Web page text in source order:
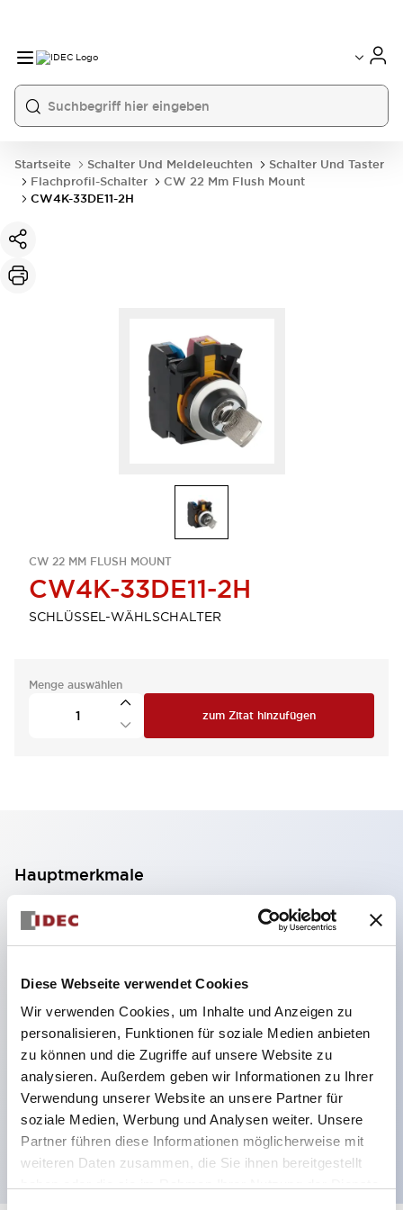
Diese Webseite verwendet Cookies
Wir verwenden Cookies, um Inhalte und Anzeigen zu
personalisieren, Funktionen für soziale Medien anbieten
zu können und die Zugriffe auf unsere Website zu
analysieren. Außerdem geben wir Informationen zu Ihrer
Verwendung unserer Website an unsere Partner für
soziale Medien, Werbung und Analysen weiter. Unsere
Partner führen diese Informationen möglicherweise mit
weiteren Daten zusammen, die Sie ihnen bereitgestellt
Startseite Schalter Und Meldeleuchten
Schalter Und Taster
Flachprofil-Schalter
CW 22 Mm Flush Mount
CW4K-33DE11-2H
CW 22 MM FLUSH MOUNT
CW4K-33DE11-2H
SCHLÜSSEL-WÄHLSCHALTER
Menge auswählen
zum Zitat hinzufügen
Hauptmerkmale
2-Kontakt-Block mit 2 Stufen, ermöglicht eine 4-
Kontakt-Konfiguration (Gewährleistung der
Isolierung zwischen den 2 Kontakten).
59,9 mm (※ 22-stufiger Kontaktblock).
Platzsparendes Design möglich.
Sicherheitsstruktur der 3. Generation: 2-Aktions-
Freisetzung, integrierter Schutz, IP20-
Fingerschutzstruktur